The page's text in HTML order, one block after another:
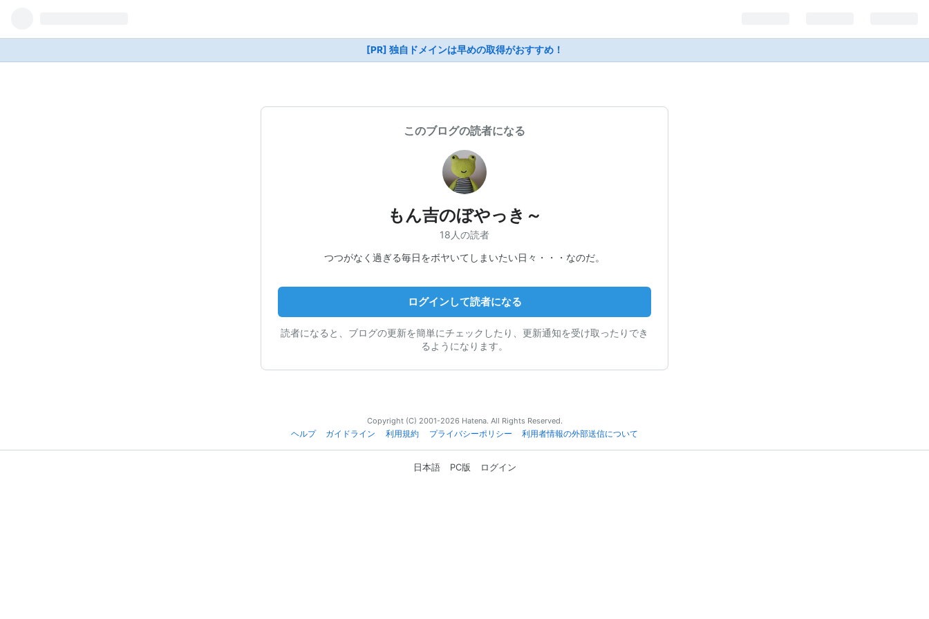
[PR] 独自ドメインは早めの取得がおすすめ！
このブログの読者になる
もん吉のぼやっき～
18人の読者
つつがなく過ぎる毎日をボヤいてしまいたい日々・・・なのだ。
ログインして読者になる
読者になると、ブログの更新を簡単にチェックしたり、更新通知を受け取ったりでき
るようになります。
Copyright (C) 2001-2026 Hatena. All Rights Reserved.
ヘルプ
ガイドライン 利用規約 プライバシーポリシー 利用者情報の外部送信について
日本語 PC版 ログイン